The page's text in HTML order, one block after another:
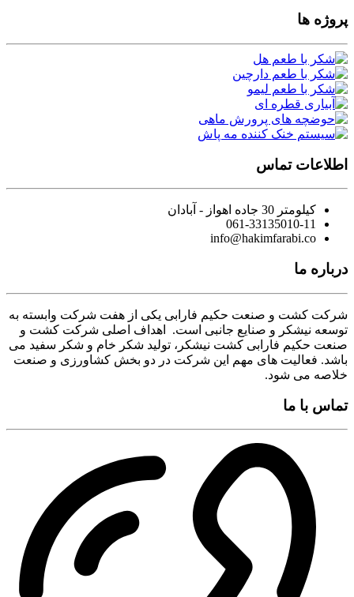
پروژه ها
اطلاعات تماس
کیلومتر 30 جاده اهواز - آبادان
061-33135010-11
info@hakimfarabi.co
درباره ما
شرکت کشت و صنعت حکیم فارابی یکی از هفت شرکت وابسته به
توسعه نیشکر و صنایع جانبی است. اهداف اصلی شرکت کشت و
صنعت حکیم فارابی کشت نیشکر، تولید شکر خام و شکر سفید می
باشد. فعالیت های مهم این شرکت در دو بخش کشاورزی و صنعت
خلاصه می شود.
تماس با ما